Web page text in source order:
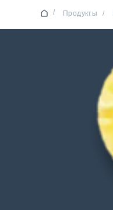
/ Продукты /